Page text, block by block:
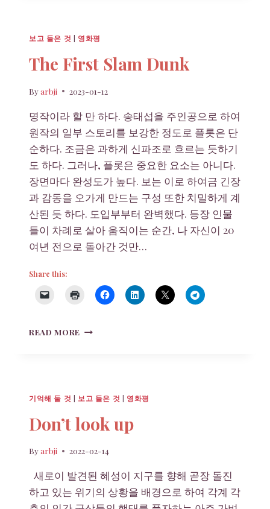
태
보고 들은 것 | 영화평
The First Slam Dunk
Byarbji 2023-01-12
명작이라 할 만 하다. 송태섭을 주인공으로 하여
원작의 일부 스토리를 보강한 정도로 플롯은 단
순하다. 조금은 과하게 신파조로 흐르는 듯하기
도 하다. 그러나, 플롯은 중요한 요소는 아니다.
장면마다 완성도가 높다. 보는 이로 하여금 긴장
과 감동을 오가게 만드는 구성 또한 치밀하게 계
산된 듯 하다. 도입부부터 완벽했다. 등장 인물
들이 차례로 살아 움직이는 순간, 나 자신이 20
여년 전으로 돌아간 것만…
Share this:
READ MORE THE
기억해 둘 것 | 보고 들은 것 | 영화평
Don’t look up
Byarbji 2022-02-14
새로이 발견된 혜성이 지구를 향해 곧장 돌진
하고 있는 위기의 상황을 배경으로 하여 각계 각